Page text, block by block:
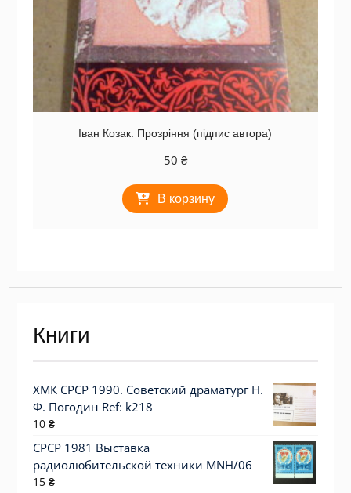
Іван Козак. Прозріння (підпис автора)
50 ₴
В корзину
Книги
ХМК СРСР 1990. Советский драматург Н.
Ф. Погодин Ref: k218
10 ₴
СРСР 1981 Выставка
радиолюбительской техники MNH/06
15 ₴